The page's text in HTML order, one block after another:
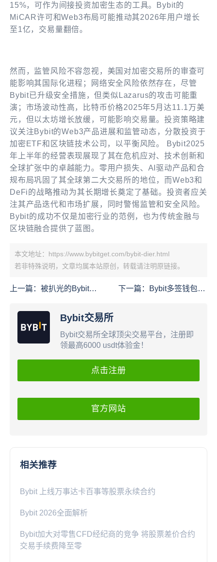
15%，可作为间接投资加密生态的工具。Bybit的
MiCAR许可和Web3布局可能推动其2026年用户增长
至1亿，交易量翻倍。
然而，监管风险不容忽视，美国对加密交易所的审查可
能影响其国际化进程；网络安全风险依然存在，尽管
Bybit已升级安全措施，但类似Lazarus的攻击可能重
演；市场波动性高，比特币价格2025年5月达11.1万美
元，但以太坊增长放缓，可能影响交易量。投资策略建
议关注Bybit的Web3产品进展和监管动态，分散投资于
加密ETF和区块链技术公司，以平衡风险。 Bybit2025
年上半年的经营表现展现了其在危机应对、技术创新和
全球扩张中的卓越能力。零用户损失、AI驱动产品和合
规布局巩固了其全球第二大交易所的地位，而Web3和
DeFi的战略推动为其长期增长奠定了基础。投资者应关
注其产品迭代和市场扩展，同时警惕监管和安全风险。
Bybit的成功不仅是加密行业的范例，也为传统金融与
区块链融合提供了蓝图。
本文地址：https://www.bybitget.com/bybit-dier.html
若非特殊说明，文章均属本站原创，转载请注明原链接。
上一篇： 被扒光的Bybit交
船，全球韭菜都割完
下一篇： Bybit多签钱包骗
Bybit交易所
Bybit交易所全球顶尖交易平台，注册即
领最高6000 usdt体验金！
点击注册
官方网站
相关推荐
Bybit 上线万事达卡百事等股票永续合约
Bybit 2026全面解析
Bybit加大对零售CFD经纪商的竞争 将股票差价合约
交易手续费降至零